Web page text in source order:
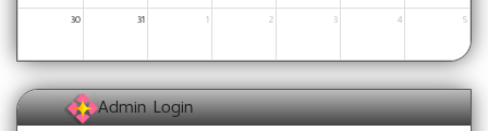
30 31 1 2 3 4 5
Admin Login